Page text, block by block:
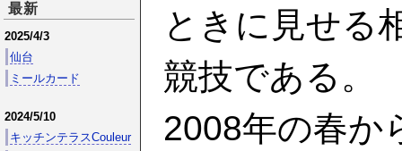
ときに見せる
競技である。
2008年の春か
最新
2025/4/3
仙台
ミールカード
2024/5/10
キッチンテラスCouleur